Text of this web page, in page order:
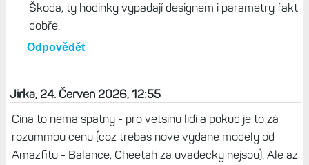
Škoda, ty hodinky vypadají designem i parametry fakt
dobře.
Odpovědět
Jirka, 24. Červen 2026, 12:55
Cina to nema spatny - pro vetsinu lidi a pokud je to za
rozummou cenu (coz trebas nove vydane modely od
Amazfitu - Balance, Cheetah za uvadecky nejsou). Ale az